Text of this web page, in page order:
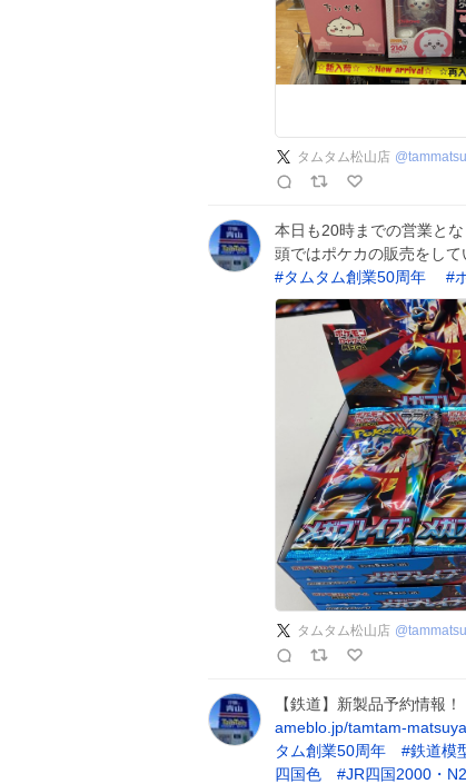
タムタム松山店 @
本日も20時までの営業と
頭ではポケカの販売をし
#タムタム創業50周年 #
タムタム松山店 @
【鉄道】新製品予約情報
ameblo.jp/tamtam-
タム創業50周年
#鉄道模
四国色
#JR四国2000・